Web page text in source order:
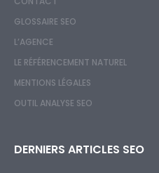
GLOSSAIRE SEO
L’AGENCE
LE RÉFÉRENCEMENT NATUREL
MENTIONS LÉGALES
OUTIL ANALYSE SEO
DERNIERS ARTICLES SEO